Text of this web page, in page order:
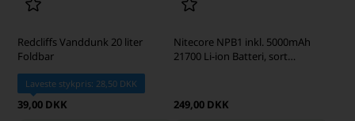
Redcliffs Vanddunk 20 liter
Foldbar
Laveste stykpris: 28,50 DKK
39,00 DKK
Nitecore NPB1 inkl. 5000mAh
21700 Li-ion Batteri, sort
249,00 DKK